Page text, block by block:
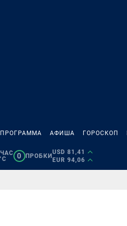
АФИША ГОРОСКОП
0 ПРОБКИ
USD 81,41
EUR 94,06